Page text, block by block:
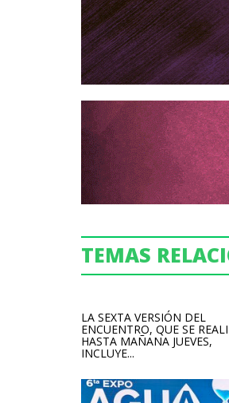
TEMAS
LA SEXTA VERSIÓN DEL
ENCUENTRO, QUE SE
HASTA MAÑANA JUEVES,
INCLUYE...